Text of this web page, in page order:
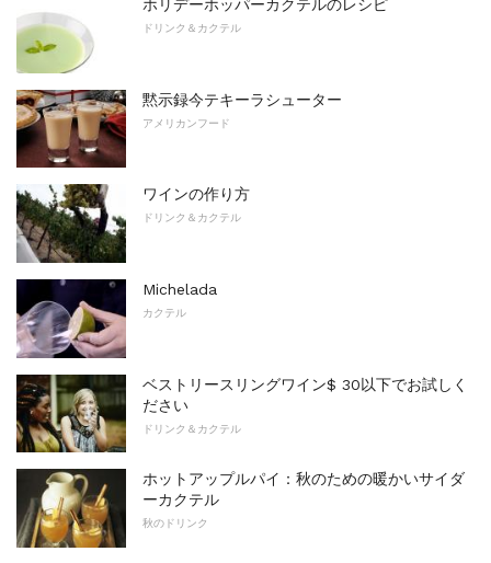
ホリデーホッパーカクテルのレシピ
ドリンク＆カクテル
黙示録今テキーラシューター
アメリカンフード
ワインの作り方
ドリンク＆カクテル
Michelada
カクテル
ベストリースリングワイン$ 30以下でお試しく
ださい
ドリンク＆カクテル
ホットアップルパイ：秋のための暖かいサイダ
ーカクテル
秋のドリンク